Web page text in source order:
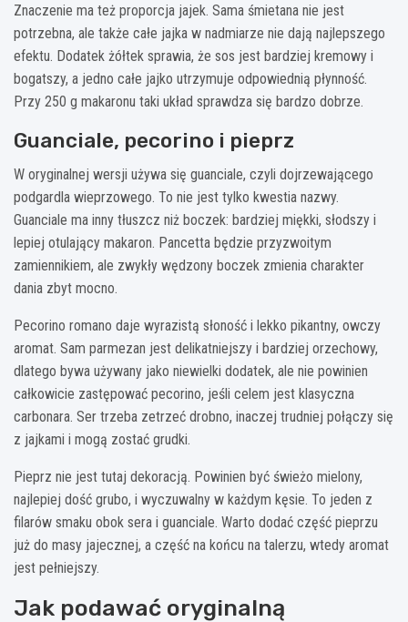
Znaczenie ma też proporcja jajek. Sama śmietana nie jest
potrzebna, ale także całe jajka w nadmiarze nie dają najlepszego
efektu. Dodatek żółtek sprawia, że sos jest bardziej kremowy i
bogatszy, a jedno całe jajko utrzymuje odpowiednią płynność.
Przy 250 g makaronu taki układ sprawdza się bardzo dobrze.
Guanciale, pecorino i pieprz
W oryginalnej wersji używa się guanciale, czyli dojrzewającego
podgardla wieprzowego. To nie jest tylko kwestia nazwy.
Guanciale ma inny tłuszcz niż boczek: bardziej miękki, słodszy i
lepiej otulający makaron. Pancetta będzie przyzwoitym
zamiennikiem, ale zwykły wędzony boczek zmienia charakter
dania zbyt mocno.
Pecorino romano daje wyrazistą słoność i lekko pikantny, owczy
aromat. Sam parmezan jest delikatniejszy i bardziej orzechowy,
dlatego bywa używany jako niewielki dodatek, ale nie powinien
całkowicie zastępować pecorino, jeśli celem jest klasyczna
carbonara. Ser trzeba zetrzeć drobno, inaczej trudniej połączy się
z jajkami i mogą zostać grudki.
Pieprz nie jest tutaj dekoracją. Powinien być świeżo mielony,
najlepiej dość grubo, i wyczuwalny w każdym kęsie. To jeden z
filarów smaku obok sera i guanciale. Warto dodać część pieprzu
już do masy jajecznej, a część na końcu na talerzu, wtedy aromat
jest pełniejszy.
Jak podawać oryginalną